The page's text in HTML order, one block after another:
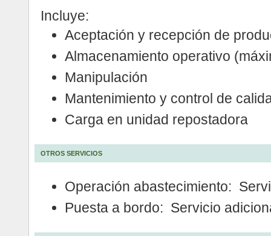
Incluye:
Aceptación y recepción de
Almacenamiento operativo
Manipulación
Mantenimiento y control de
Carga en unidad repostadora
OTROS SERVICIOS
Operación abastecimiento:
Puesta a bordo: Servicio